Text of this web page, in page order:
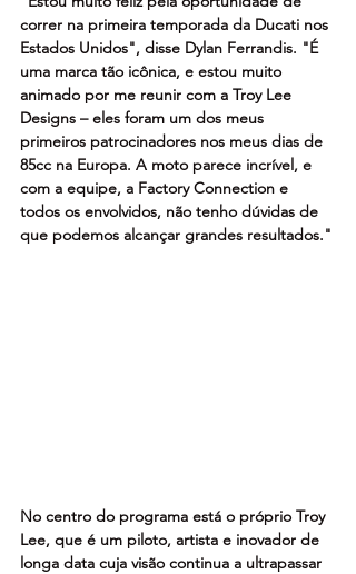
correr na primeira temporada da Ducati nos
Estados Unidos", disse Dylan Ferrandis. "É
uma marca tão icônica, e estou muito
animado por me reunir com a Troy Lee
Designs – eles foram um dos meus
primeiros patrocinadores nos meus dias de
85cc na Europa. A moto parece incrível, e
com a equipe, a Factory Connection e
todos os envolvidos, não tenho dúvidas de
que podemos alcançar grandes resultados."
No centro do programa está o próprio Troy
Lee, que é um piloto, artista e inovador de
longa data cuja visão continua a ultrapassar